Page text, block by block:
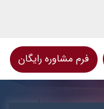
فرم مشاوره رایگان